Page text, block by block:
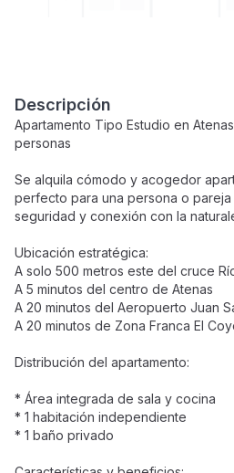
Descripción
Apartamento Tipo Estudio en
personas
Se alquila cómodo y acogedor
perfecto para una persona o pareja
seguridad y conexión con la
Ubicación estratégica:
A solo 500 metros este del cruce
A 5 minutos del centro de Atenas
A 20 minutos del Aeropuerto Juan
A 20 minutos de Zona Franca El
Distribución del apartamento:
* Área integrada de sala y cocina
* 1 habitación independiente
* 1 baño privado